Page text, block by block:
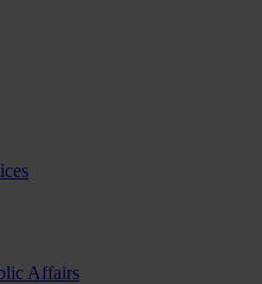
Affairs